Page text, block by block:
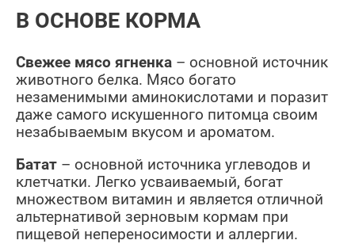
В ОСНОВЕ КОРМА
Свежее мясо ягненка – основной источник
животного белка. Мясо богато
незаменимыми аминокислотами и поразит
даже самого искушенного питомца своим
незабываемым вкусом и ароматом.
Батат – основной источника углеводов и
клетчатки. Легко усваиваемый, богат
множеством витамин и является отличной
альтернативой зерновым кормам при
пищевой непереносимости и аллергии.